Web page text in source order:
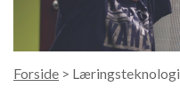
Forside > Læringsteknologi